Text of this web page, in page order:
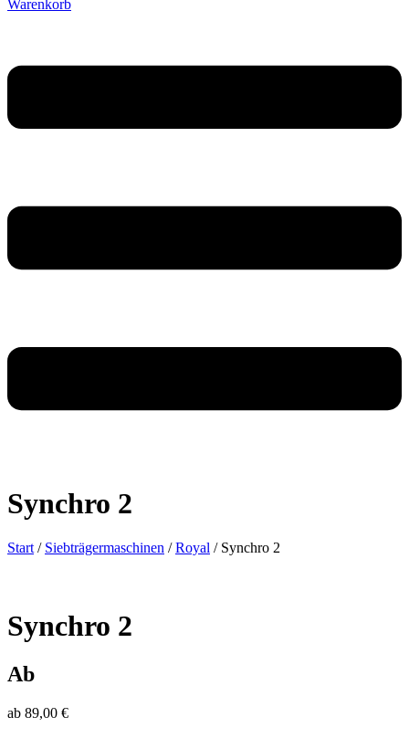
Warenkorb
Synchro 2
Start / Siebträgermaschinen /Royal / Synchro 2
Synchro 2
Ab
ab 89,00 €